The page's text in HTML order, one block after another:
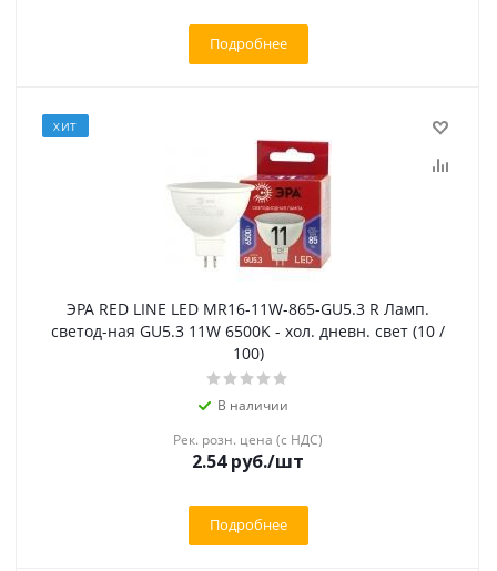
Подробнее
ХИТ
ЭРА RED LINE LED MR16-11W-865-GU5.3 R Ламп.
светод-ная GU5.3 11W 6500K - хол. дневн. свет (10 /
100)
В наличии
Рек. розн. цена (с НДС)
2.54 руб./шт
Подробнее